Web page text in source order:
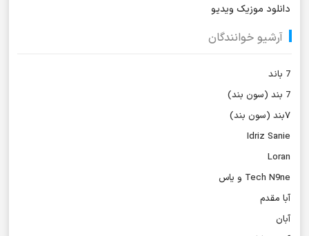
دانلود موزیک ویدیو
آرشیو خوانندگان
7 باند
7 بند (سون بند)
۷بند (سون بند)
Idriz Sanie
Loran
Tech N9ne و یاس
آبا مقدم
آبان